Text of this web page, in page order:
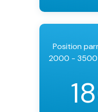
Position
2000 - 3500